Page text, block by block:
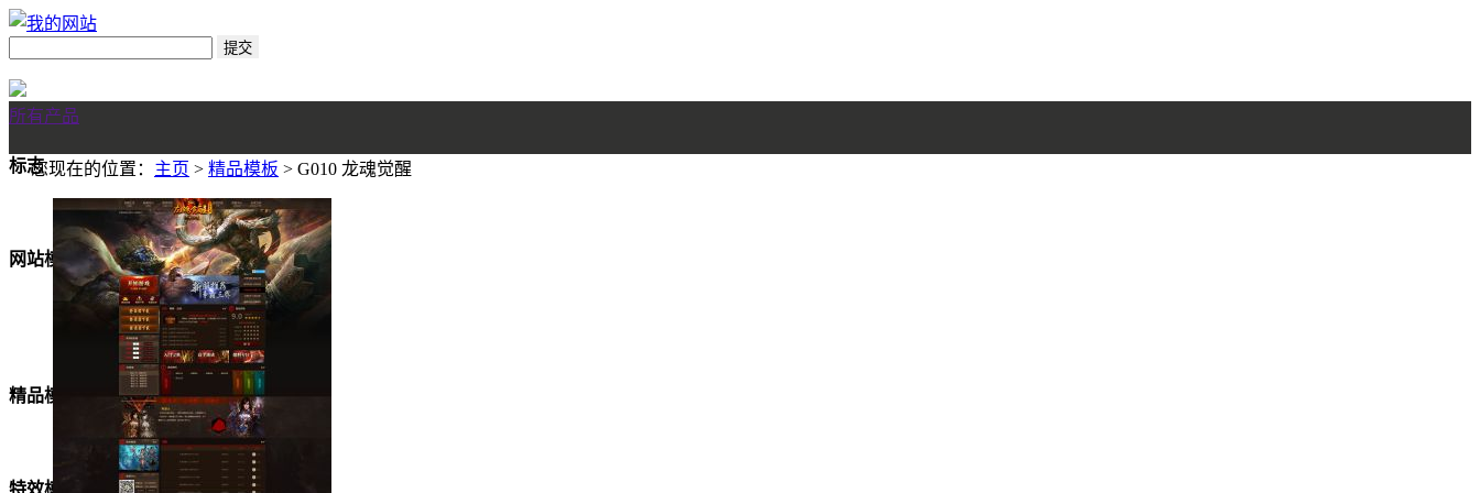
所有产品
标志
网站模板
美女模板
精品模板
特效模板
您现在的位置： 主页 > 精品模板 > G010 龙魂觉醒